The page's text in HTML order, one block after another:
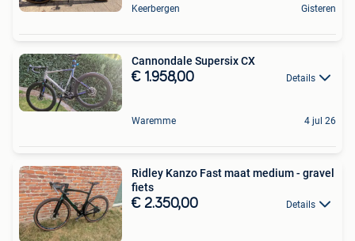
Keerbergen Gisteren
Cannondale Supersix CX
€ 1.958,00 Details
Waremme 4 jul 26
Ridley Kanzo Fast maat medium - gravel
fiets
€ 2.350,00 Details